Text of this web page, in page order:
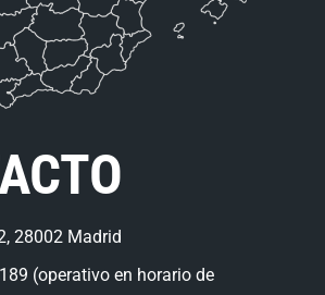
28002 Madrid
(operativo en horario de